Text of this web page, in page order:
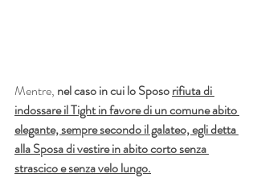
Mentre, nel caso in cui lo Sposo rifiuta di
indossare il Tight in favore di un comune abito
elegante, sempre secondo il galateo, egli detta
alla Sposa di vestire in abito corto senza
strascico e senza velo lungo.